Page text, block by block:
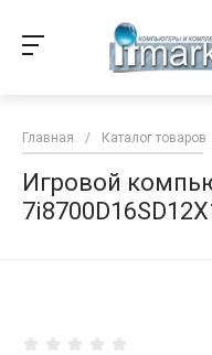
Главная / Каталог товаров
Игровой